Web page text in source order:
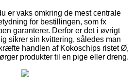
er vaks omkring de mest centrale
for bestillingen, som fx
garanterer. Derfor er det i øvrigt
sikrer sin kvittering, således man
handlen af Kokoschips ristet Ø,
produkter til en pige eller dreng.